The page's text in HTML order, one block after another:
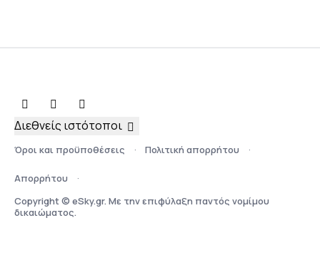
Όροι και προϋποθέσεις Πολιτική απορρήτου
Απορρήτου
Copyright © eSky.gr. Με την επιφύλαξη παντός νομίμου
δικαιώματος.
Διεθνείς ιστότοποι